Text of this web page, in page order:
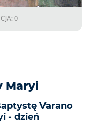
0
Maryi
Varano
- dzień